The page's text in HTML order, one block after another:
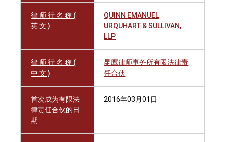
律 师 行 名 称 (
英 文 )
QUINN EMANUEL
URQUHART & SULLIVAN,
LLP
律 师 行 名 称 (
中 文 )
昆鹰律师事务所有限法律责
任合伙
首次成为有限法
律责任合伙的日
期
2016年03月01日